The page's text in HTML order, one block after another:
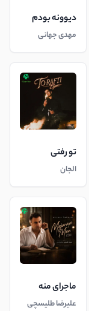
دیوونه بودم
مهدی جهانی
تو رفتی
الجان
ماجرای منه
علیرضا طلیسچی